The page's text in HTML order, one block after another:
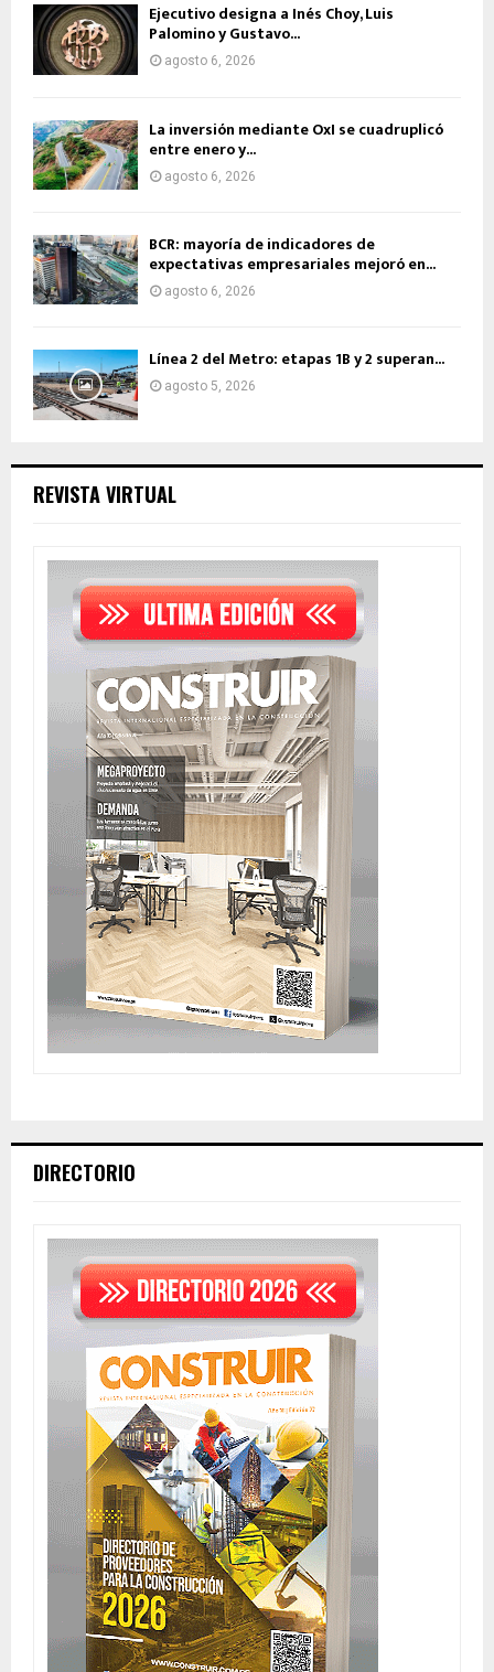
Ejecutivo designa a Inés Choy, Luis
Palomino y Gustavo...
agosto 6, 2026
La inversión mediante OxI se cuadruplicó
entre enero y...
agosto 6, 2026
BCR: mayoría de indicadores de
expectativas empresariales mejoró en...
agosto 6, 2026
Línea 2 del Metro: etapas 1B y 2 superan...
agosto 5, 2026
REVISTA VIRTUAL
DIRECTORIO